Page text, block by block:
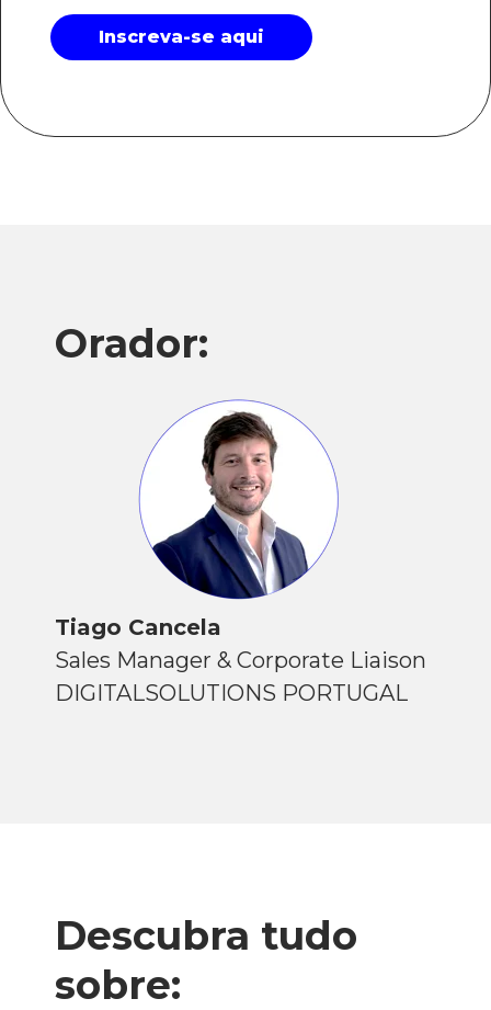
Orador:
Tiago Cancela
Sales Manager & Corporate Liaison
DIGITALSOLUTIONS PORTUGAL
Descubra tudo
sobre: